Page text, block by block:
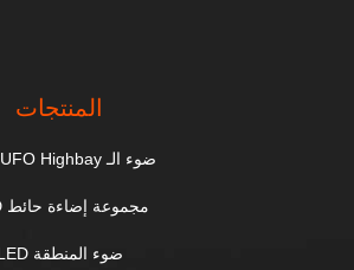
المنتجات
ضوء الـ LED UFO Highbay
مجموعة إضاءة حائط LED
ضوء المنطقة LED